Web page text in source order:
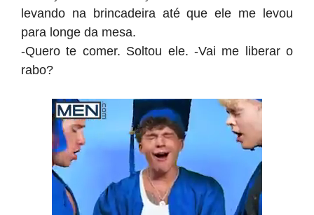
levando na brincadeira até que ele me levou
para longe da mesa.
-Quero te comer. Soltou ele. -Vai me liberar o
rabo?